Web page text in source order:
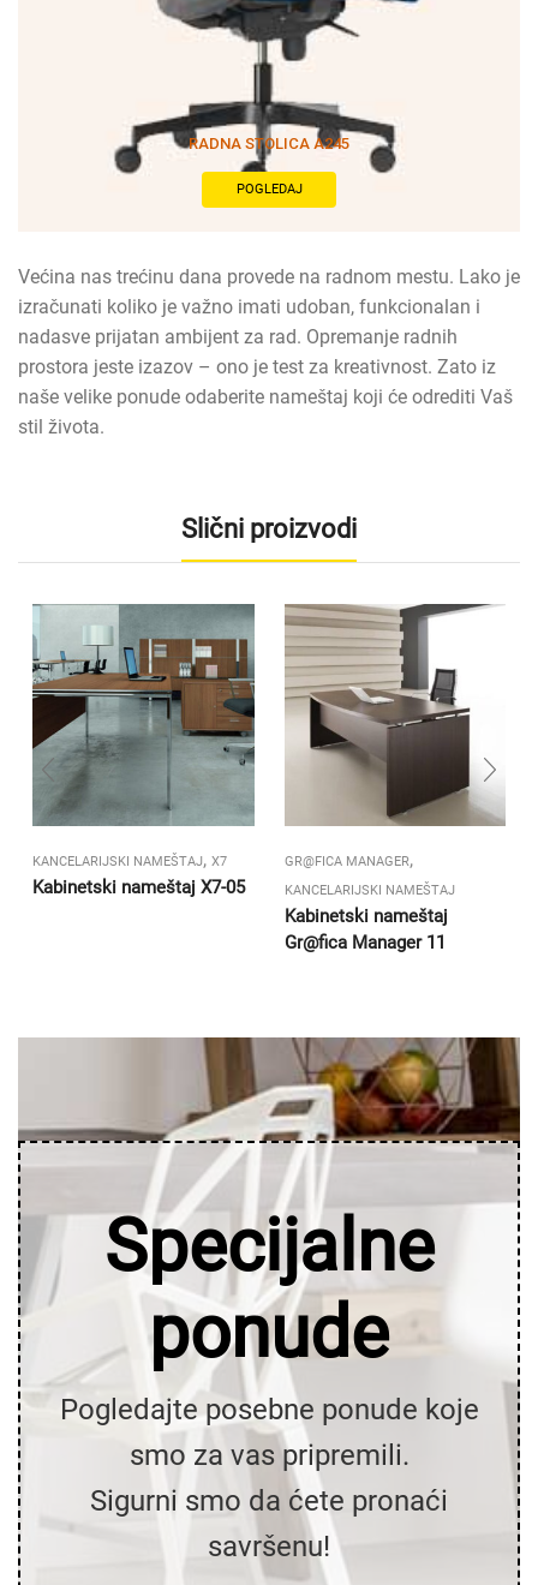
RADNA STOLICA A245
POGLEDAJ
Većina nas trećinu dana provede na radnom mestu. Lako je
izračunati koliko je važno imati udoban, funkcionalan i
nadasve prijatan ambijent za rad. Opremanje radnih
prostora jeste izazov – ono je test za kreativnost. Zato iz
naše velike ponude odaberite nameštaj koji će odrediti Vaš
stil života.
Slični proizvodi
KANCELARIJSKI NAMEŠTAJ, X7
Kabinetski nameštaj X7-05
GR@FICA MANAGER,
KANCELARIJSKI NAMEŠTAJ
Kabinetski nameštaj
Gr@fica Manager 11
Specijalne
ponude
Pogledajte posebne ponude koje
smo za vas pripremili.
Sigurni smo da ćete pronaći
savršenu!